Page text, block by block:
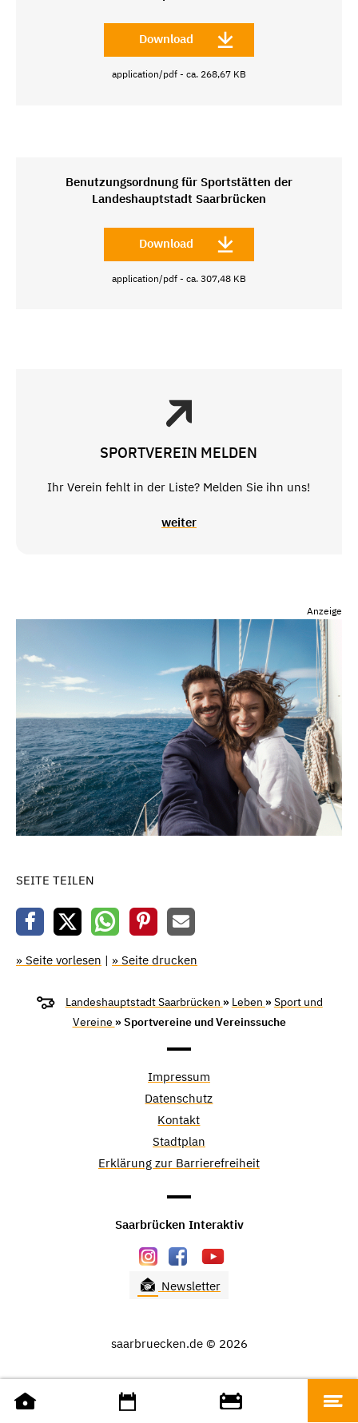
Download
application/pdf - ca. 268,67 KB
Benutzungsordnung für Sportstätten der
Landeshauptstadt Saarbrücken
Download
application/pdf - ca. 307,48 KB
SPORTVEREIN MELDEN
Ihr Verein fehlt in der Liste? Melden Sie ihn uns!
weiter
Anzeige
SEITE TEILEN
» Seite vorlesen | » Seite drucken
Landeshauptstadt Saarbrücken » Leben »Sport und
Vereine » Sportvereine und Vereinssuche
Impressum
Datenschutz
Kontakt
Stadtplan
Erklärung zur Barrierefreiheit
Saarbrücken Interaktiv
Newsletter
saarbruecken.de © 2026